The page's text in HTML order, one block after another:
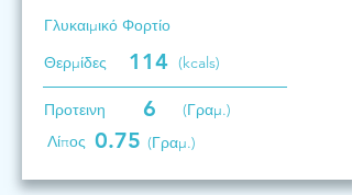
Γλυκαιμικό Φορτίο
Θερμίδες
114 (kcals)
Προτεινη 6
(Γραμ.)
Λίπος 0.75 (Γραμ.)